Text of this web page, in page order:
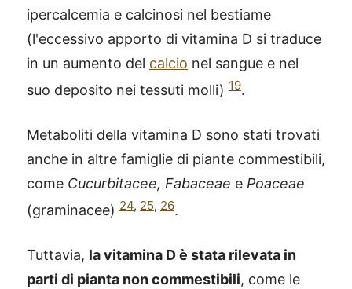
ipercalcemia e calcinosi nel bestiame
(l'eccessivo apporto di vitamina D si traduce
in un aumento del calcio nel sangue e nel
suo deposito nei tessuti molli) 19.
Metaboliti della vitamina D sono stati trovati
anche in altre famiglie di piante commestibili,
come Cucurbitacee, Fabaceae e Poaceae
(graminacee) 24, 25, 26.
Tuttavia, la vitamina D è stata rilevata in
parti di pianta non commestibili, come le